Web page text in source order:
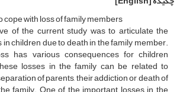
cope with loss of family members
of the current study was to articulate the
children due to death in the family member.
has various consequences for children
losses in the family can be related to
of parents, their addiction or death of